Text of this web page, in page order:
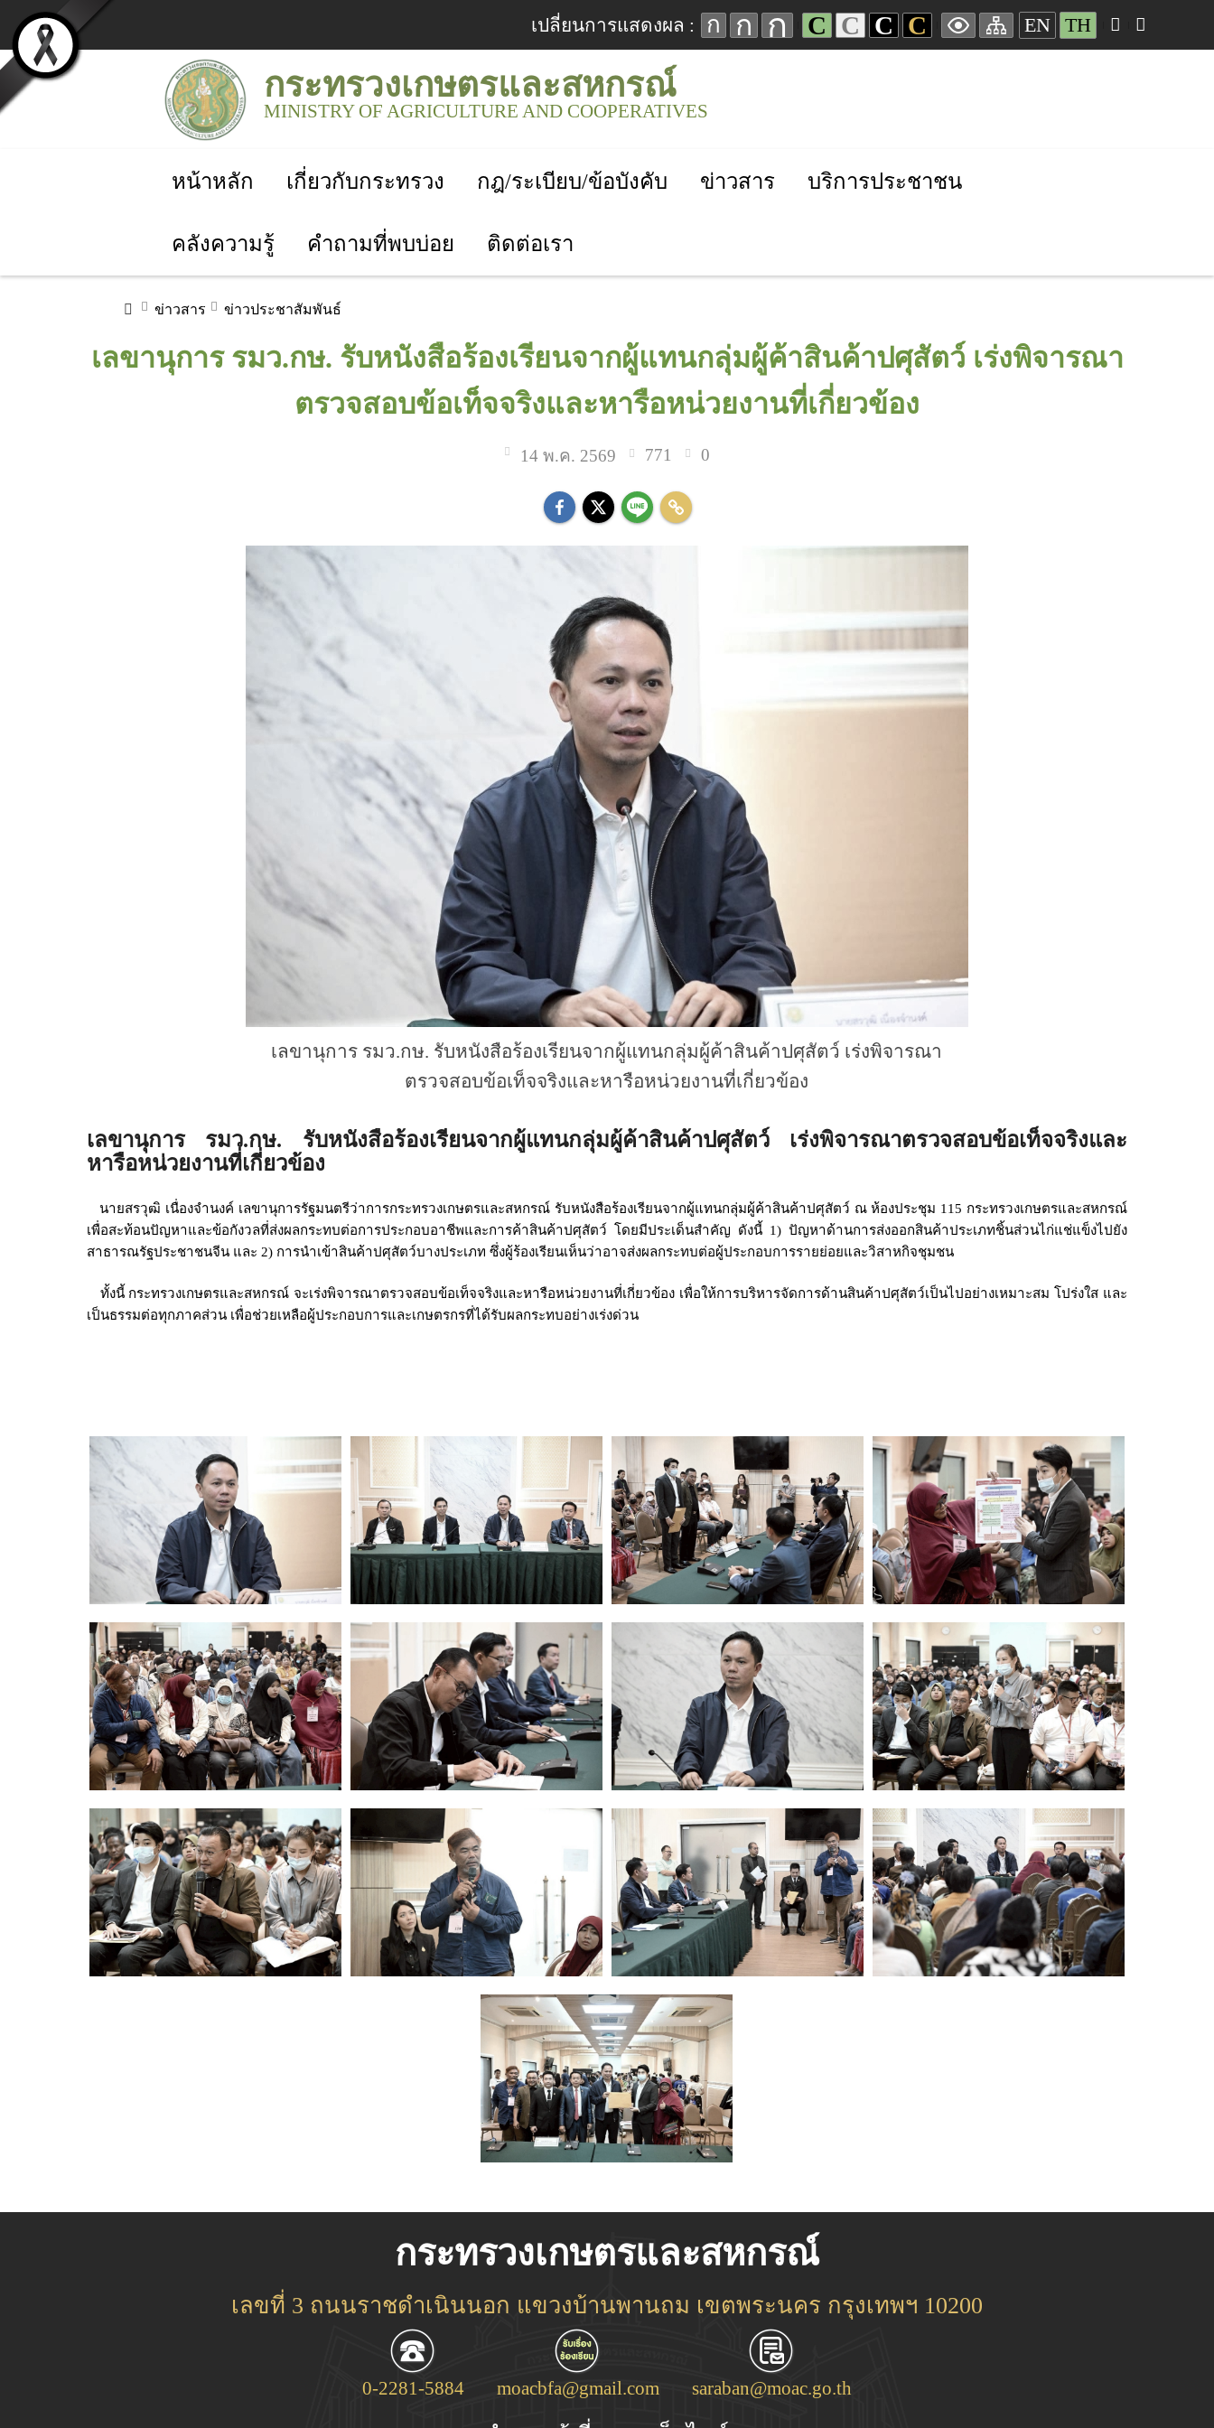
เปลี่ยนการแสดงผล : ก ก ก C C C C EN TH
กระทรวงเกษตรและสหกรณ์
MINISTRY OF AGRICULTURE AND COOPERATIVES
หน้าหลัก เกี่ยวกับกระทรวง กฎ/ระเบียบ/ข้อบังคับ ข่าวสาร บริการประชาชน
คลังความรู้ คำถามที่พบบ่อย ติดต่อเรา
ข่าวสาร ข่าวประชาสัมพันธ์
เลขานุการ รมว.กษ. รับหนังสือร้องเรียนจากผู้แทนกลุ่มผู้ค้าสินค้าปศุสัตว์ เร่งพิจารณา
ตรวจสอบข้อเท็จจริงและหารือหน่วยงานที่เกี่ยวข้อง
14 พ.ค. 2569 771 0
เลขานุการ รมว.กษ. รับหนังสือร้องเรียนจากผู้แทนกลุ่มผู้ค้าสินค้าปศุสัตว์ เร่งพิจารณา
ตรวจสอบข้อเท็จจริงและหารือหน่วยงานที่เกี่ยวข้อง
เลขานุการ รมว.กษ. รับหนังสือร้องเรียนจากผู้แทนกลุ่มผู้ค้าสินค้าปศุสัตว์ เร่งพิจารณาตรวจสอบข้อเท็จจริงและ
หารือหน่วยงานที่เกี่ยวข้อง
นายสรวุฒิ เนื่องจำนงค์ เลขานุการรัฐมนตรีว่าการกระทรวงเกษตรและสหกรณ์ รับหนังสือร้องเรียนจากผู้แทนกลุ่มผู้ค้าสินค้าปศุสัตว์ ณ ห้องประชุม 115 กระทรวงเกษตรและสหกรณ์
เพื่อสะท้อนปัญหาและข้อกังวลที่ส่งผลกระทบต่อการประกอบอาชีพและการค้าสินค้าปศุสัตว์ โดยมีประเด็นสำคัญ ดังนี้ 1) ปัญหาด้านการส่งออกสินค้าประเภทชิ้นส่วนไก่แช่แข็งไปยัง
สาธารณรัฐประชาชนจีน และ 2) การนำเข้าสินค้าปศุสัตว์บางประเภท ซึ่งผู้ร้องเรียนเห็นว่าอาจส่งผลกระทบต่อผู้ประกอบการรายย่อยและวิสาหกิจชุมชน
ทั้งนี้ กระทรวงเกษตรและสหกรณ์ จะเร่งพิจารณาตรวจสอบข้อเท็จจริงและหารือหน่วยงานที่เกี่ยวข้อง เพื่อให้การบริหารจัดการด้านสินค้าปศุสัตว์เป็นไปอย่างเหมาะสม โปร่งใส และ
เป็นธรรมต่อทุกภาคส่วน เพื่อช่วยเหลือผู้ประกอบการและเกษตรกรที่ได้รับผลกระทบอย่างเร่งด่วน
กระทรวงเกษตรและสหกรณ์
เลขที่ 3 ถนนราชดำเนินนอก แขวงบ้านพานถม เขตพระนคร กรุงเทพฯ 10200
0-2281-5884 moacbfa@gmail.com saraban@moac.go.th